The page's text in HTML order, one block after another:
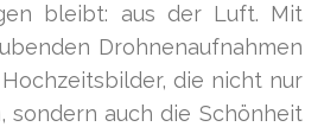
bleibt: aus der Luft. Mit
Drohnenaufnahmen
die nicht nur
sondern auch die Schönheit